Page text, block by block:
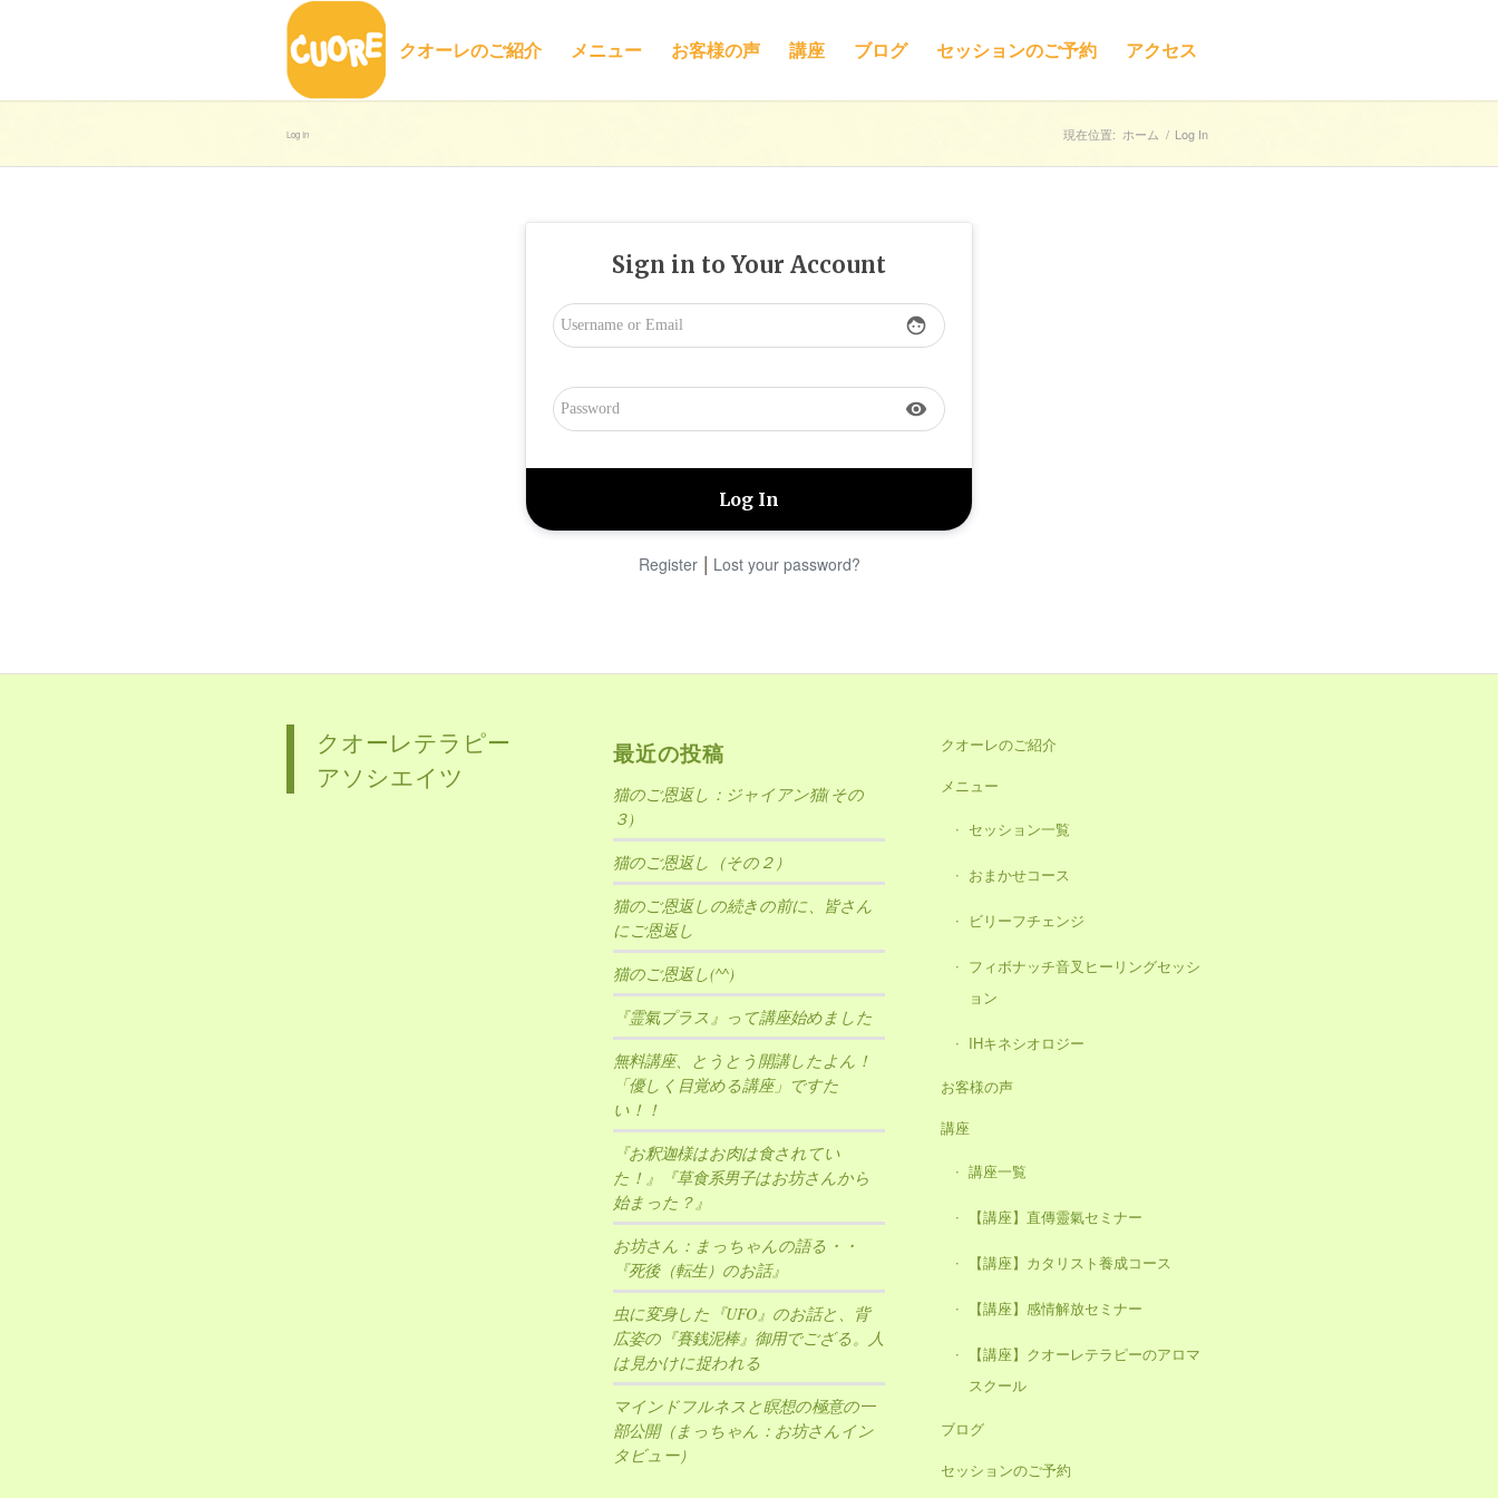
クオーレのご紹介 メニュー お客様の声 講座 ブログ セッションのご予約 アクセス
Log In 現在位置: ホーム / Log In
Sign in to Your Account
face
visibility
Register| Lost your password?
クオーレテラピー
アソシエイツ
最近の投稿
猫のご恩返し：ジャイアン猫(その
３)
猫のご恩返し（その２）
猫のご恩返しの続きの前に、皆さん
にご恩返し
猫のご恩返し(^^)
『霊氣プラス』って講座始めました
無料講座、とうとう開講したよん！
「優しく目覚める講座」ですた
い！！
『お釈迦様はお肉は食されてい
た！』『草食系男子はお坊さんから
始まった？』
お坊さん：まっちゃんの語る・・
『死後（転生）のお話』
虫に変身した『UFO』のお話と、背
広姿の『賽銭泥棒』御用でござる。人
は見かけに捉われる
マインドフルネスと瞑想の極意の一
部公開（まっちゃん：お坊さんイン
タビュー）
クオーレのご紹介
メニュー
セッション一覧
おまかせコース
ビリーフチェンジ
フィボナッチ音叉ヒーリングセッシ
ョン
IHキネシオロジー
お客様の声
講座
講座一覧
【講座】直傳靈氣セミナー
【講座】カタリスト養成コース
【講座】感情解放セミナー
【講座】クオーレテラピーのアロマ
スクール
ブログ
セッションのご予約